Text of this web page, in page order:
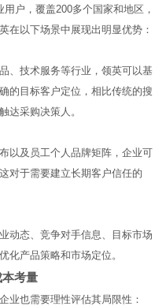
户，覆盖200多个国家和地区，
在以下场景中展现出明显优势：
、技术服务等行业，领英可以基
的目标客户定位，相比传统的搜
达采购决策人。
以及员工个人品牌矩阵，企业可
对于需要建立长期客户信任的
动态、竞争对手信息、目标市场
化产品策略和市场定位。
本考量
业也需要理性评估其局限性：